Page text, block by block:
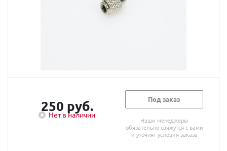
250 руб.
Нет в наличии
Под заказ
Наши менеджеры
обязательно свяжутся с вами
и уточнят условия заказа